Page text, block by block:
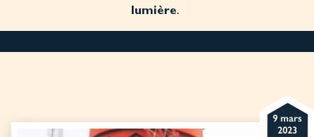
lumière.
9 mars
2023